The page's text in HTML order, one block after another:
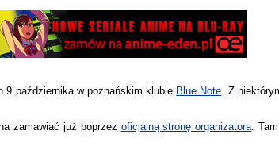
9 października w poznańskim klubie Blue Note . Z
zamawiać już poprzez oficjalną stronę organizatora .